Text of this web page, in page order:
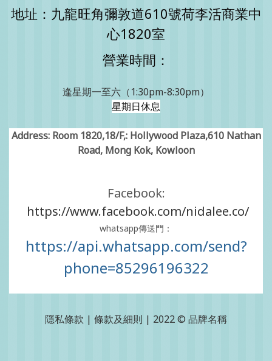
地址：九龍旺角彌敦道610號荷李活商業中
心1820室
營業時間：
逢星期一至六（1:30pm-8:30pm）
星期日休息
Address: Room 1820,18/F,: Hollywood Plaza,610 Nathan
Road, Mong Kok, Kowloon
Facebook:
https://www.facebook.com/nidalee.co/
whatsapp傳送門：
https://api.whatsapp.com/send?
phone=85296196322
隱私條款 | 條款及細則 | 2022 © 品牌名稱